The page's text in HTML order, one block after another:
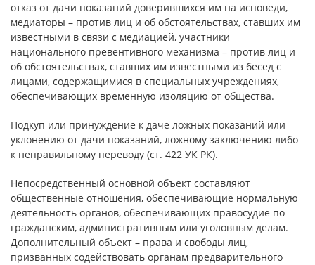
отказ от дачи показаний доверившихся им на исповеди,
медиаторы – против лиц и об обстоятельствах, ставших им
известными в связи с медиацией, участники
национального превентивного механизма – против лиц и
об обстоятельствах, ставших им известными из бесед с
лицами, содержащимися в специальных учреждениях,
обеспечивающих временную изоляцию от общества.
Подкуп или принуждение к даче ложных показаний или
уклонению от дачи показаний, ложному заключению либо
к неправильному переводу (ст. 422 УК РК).
Непосредственный основной объект составляют
общественные отношения, обеспечивающие нормальную
деятельность органов, обеспечивающих правосудие по
гражданским, административным или уголовным делам.
Дополнительный объект – права и свободы лиц,
призванных содействовать органам предварительного